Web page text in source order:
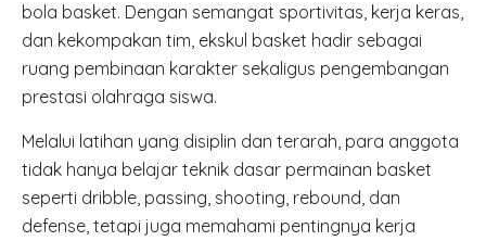
bola basket. Dengan semangat sportivitas, kerja keras,
dan kekompakan tim, ekskul basket hadir sebagai
ruang pembinaan karakter sekaligus pengembangan
prestasi olahraga siswa.
Melalui latihan yang disiplin dan terarah, para anggota
tidak hanya belajar teknik dasar permainan basket
seperti dribble, passing, shooting, rebound, dan
defense, tetapi juga memahami pentingnya kerja